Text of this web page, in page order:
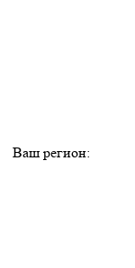
Ваш регион: